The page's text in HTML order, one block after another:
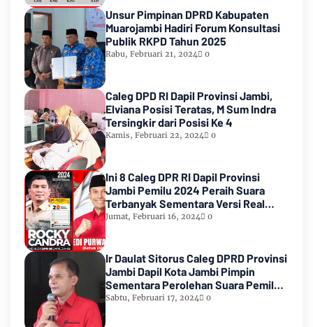
Unsur Pimpinan DPRD Kabupaten
Muarojambi Hadiri Forum Konsultasi
Publik RKPD Tahun 2025
Rabu, Februari 21, 2024 0
Caleg DPD RI Dapil Provinsi Jambi,
Elviana Posisi Teratas, M Sum Indra
Tersingkir dari Posisi Ke 4
Kamis, Februari 22, 2024 0
Ini 8 Caleg DPR RI Dapil Provinsi
Jambi Pemilu 2024 Peraih Suara
Terbanyak Sementara Versi Real
Count KPU RI
Jumat, Februari 16, 2024 0
Ir Daulat Sitorus Caleg DPRD Provinsi
Jambi Dapil Kota Jambi Pimpin
Sementara Perolehan Suara Pemilu
2024
Sabtu, Februari 17, 2024 0